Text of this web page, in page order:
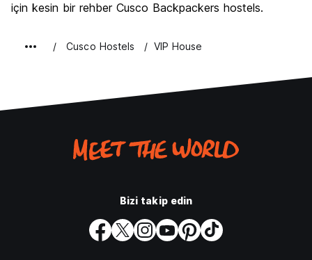
için kesin bir rehber Cusco Backpackers hostels.
Cusco Hostels VIP House
Bizi takip edin